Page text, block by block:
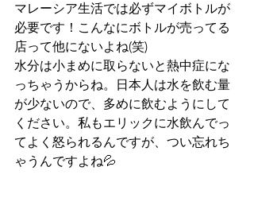
マレーシア生活では必ずマイボトルが
必要です！こんなにボトルが売ってる
店って他にないよね(笑)
水分は小まめに取らないと熱中症にな
っちゃうからね。日本人は水を飲む量
が少ないので、多めに飲むようにして
ください。私もエリックに水飲んでっ
てよく怒られるんですが、つい忘れち
ゃうんですよね💦